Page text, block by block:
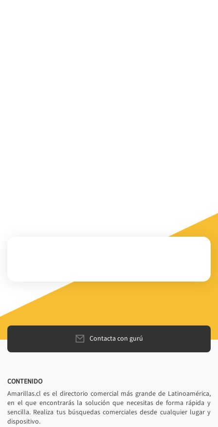
Contacta con gurú
CONTENIDO
Amarillas.cl es el directorio comercial más grande de Latinoamérica,
en el que encontrarás la solución que necesitas de forma rápida y
sencilla. Realiza tus búsquedas comerciales desde cualquier lugar y
dispositivo.